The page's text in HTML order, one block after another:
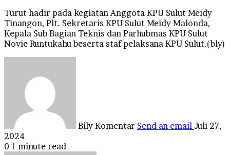
Turut hadir pada kegiatan Anggota KPU Sulut Meidy
Tinangon, Plt. Sekretaris KPU Sulut Meidy Malonda,
Kepala Sub Bagian Teknis dan Parhubmas KPU Sulut
Novie Runtukahu beserta staf pelaksana KPU Sulut.(bly)
Bily Komentar Send an email Juli 27,
2024
0 1 minute read